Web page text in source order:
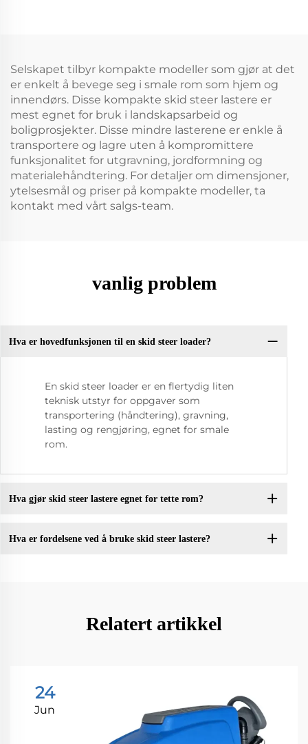
Selskapet tilbyr kompakte modeller som gjør at det
er enkelt å bevege seg i smale rom som hjem og
innendørs. Disse kompakte skid steer lastere er
mest egnet for bruk i landskapsarbeid og
boligprosjekter. Disse mindre lasterene er enkle å
transportere og lagre uten å kompromittere
funksjonalitet for utgravning, jordformning og
materialehåndtering. For detaljer om dimensjoner,
ytelsesmål og priser på kompakte modeller, ta
kontakt med vårt salgs-team.
vanlig problem
Hva er hovedfunksjonen til en skid steer loader?
En skid steer loader er en flertydig liten
teknisk utstyr for oppgaver som
transportering (håndtering), gravning,
lasting og rengjøring, egnet for smale
rom.
Hva gjør skid steer lastere egnet for tette rom?
Hva er fordelsene ved å bruke skid steer lastere?
Relatert artikkel
24
Jun